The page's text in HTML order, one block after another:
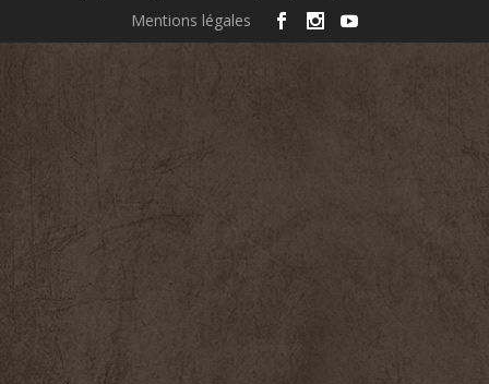
Mentions légales